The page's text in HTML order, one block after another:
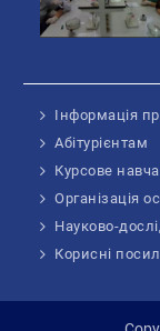
Інформація
Абітурієнтам
Курсове
Організація
Науково-
Корисні